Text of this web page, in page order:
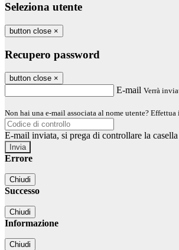
Seleziona utente
button close ×
Recupero password
button close ×
E-mail Verrà
Non hai una e-mail associata al nome utente?
E-mail inviata, si prega di controllare la
Errore
Chiudi
Successo
Chiudi
Informazione
Chiudi